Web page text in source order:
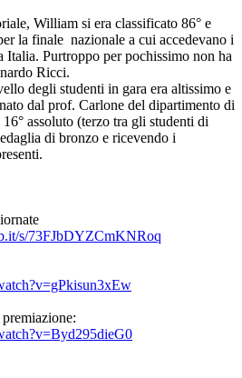
William si era classificato 86° e
la finale nazionale a cui accedevano i
Purtroppo per pochissimo non ha
Ricci.
degli studenti in gara era altissimo e
dal prof. Carlone del dipartimento di
assoluto (terzo tra gli studenti di
di bronzo e ricevendo i
it/s/73FJbDYZCmKNRoq
v=gPkisun3xEw
v=Byd295dieG0